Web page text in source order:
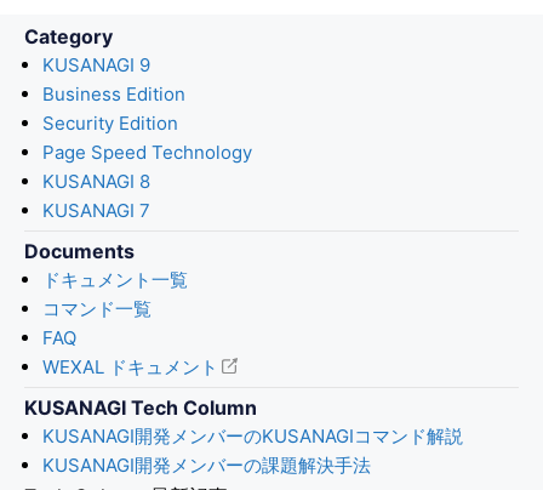
Category
KUSANAGI 9
Business Edition
Security Edition
Page Speed Technology
KUSANAGI 8
KUSANAGI 7
Documents
ドキュメント一覧
コマンド一覧
FAQ
WEXAL ドキュメント
KUSANAGI Tech Column
KUSANAGI開発メンバーのKUSANAGIコマンド解説
KUSANAGI開発メンバーの課題解決手法